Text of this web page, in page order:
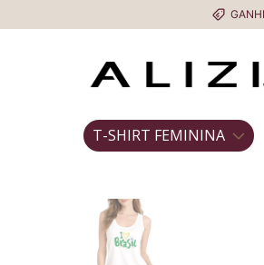
GANHE5 - 5%
T-SHIRT FEMININA